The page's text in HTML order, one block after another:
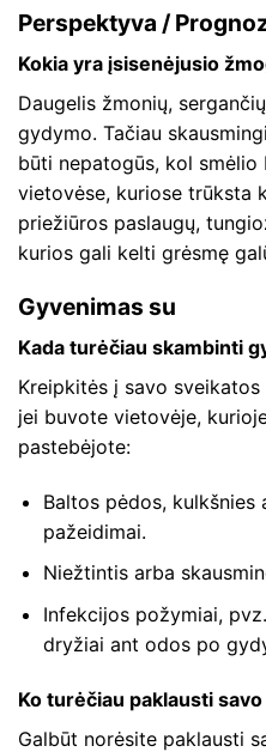
Perspektyva /
Kokia yra įsisenėjusio
Daugelis žmonių,
gydymo. Tačiau
būti nepatogūs, kol smėlio
vietovėse, kuriose trūksta
priežiūros paslaugų,
kurios gali kelti grėsmę
Gyvenimas su
Kada turėčiau skambinti
Kreipkitės į savo
jei buvote vietovėje,
pastebėjote:
Baltos pėdos,
pažeidimai.
Niežtintis arba
Infekcijos požymiai,
dryžiai ant odos po
Ko turėčiau paklausti
Galbūt norėsite paklausti